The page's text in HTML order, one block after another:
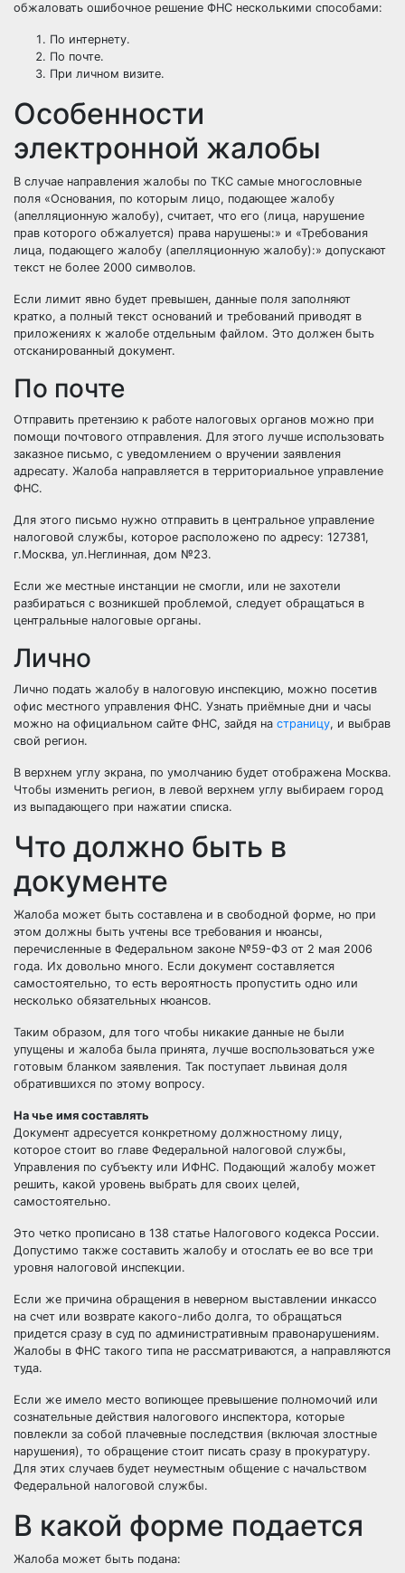
обжаловать ошибочное решение ФНС несколькими способами:
По интернету.
По почте.
При личном визите.
Особенности
электронной жалобы
В случае направления жалобы по ТКС самые многословные
поля «Основания, по которым лицо, подающее жалобу
(апелляционную жалобу), считает, что его (лица, нарушение
прав которого обжалуется) права нарушены:» и «Требования
лица, подающего жалобу (апелляционную жалобу):» допускают
текст не более 2000 символов.
Если лимит явно будет превышен, данные поля заполняют
кратко, а полный текст оснований и требований приводят в
приложениях к жалобе отдельным файлом. Это должен быть
отсканированный документ.
По почте
Отправить претензию к работе налоговых органов можно при
помощи почтового отправления. Для этого лучше использовать
заказное письмо, с уведомлением о вручении заявления
адресату. Жалоба направляется в территориальное управление
ФНС.
Для этого письмо нужно отправить в центральное управление
налоговой службы, которое расположено по адресу: 127381,
г.Москва, ул.Неглинная, дом №23.
Если же местные инстанции не смогли, или не захотели
разбираться с возникшей проблемой, следует обращаться в
центральные налоговые органы.
Лично
Лично подать жалобу в налоговую инспекцию, можно посетив
офис местного управления ФНС. Узнать приёмные дни и часы
можно на официальном сайте ФНС, зайдя на страницу, и выбрав
свой регион.
В верхнем углу экрана, по умолчанию будет отображена Москва.
Чтобы изменить регион, в левой верхнем углу выбираем город
из выпадающего при нажатии списка.
Что должно быть в
документе
Жалоба может быть составлена и в свободной форме, но при
этом должны быть учтены все требования и нюансы,
перечисленные в Федеральном законе №59-ФЗ от 2 мая 2006
года. Их довольно много. Если документ составляется
самостоятельно, то есть вероятность пропустить одно или
несколько обязательных нюансов.
Таким образом, для того чтобы никакие данные не были
упущены и жалоба была принята, лучше воспользоваться уже
готовым бланком заявления. Так поступает львиная доля
обратившихся по этому вопросу.
На чье имя составлять
Документ адресуется конкретному должностному лицу,
которое стоит во главе Федеральной налоговой службы,
Управления по субъекту или ИФНС. Подающий жалобу может
решить, какой уровень выбрать для своих целей,
самостоятельно.
Это четко прописано в 138 статье Налогового кодекса России.
Допустимо также составить жалобу и отослать ее во все три
уровня налоговой инспекции.
Если же причина обращения в неверном выставлении инкассо
на счет или возврате какого-либо долга, то обращаться
придется сразу в суд по административным правонарушениям.
Жалобы в ФНС такого типа не рассматриваются, а направляются
туда.
Если же имело место вопиющее превышение полномочий или
сознательные действия налогового инспектора, которые
повлекли за собой плачевные последствия (включая злостные
нарушения), то обращение стоит писать сразу в прокуратуру.
Для этих случаев будет неуместным общение с начальством
Федеральной налоговой службы.
В какой форме подается
Жалоба может быть подана: